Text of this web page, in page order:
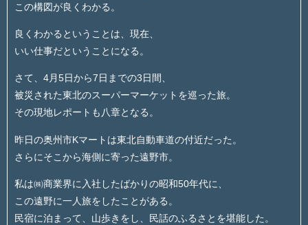
この構図が良くわかる。
良くわかるということは、現在、
いい仕事だということになる。
さて、4月5日から7日までの3日間、
被災された東北のスーパーマーケットを巡った旅。
その現地レポートも八章となる。
昨日の奥州市Kマートは東北自動車道の付近だった。
さらにそこから海側に寄った遠野市。
私は㈱商業界に入社したばかりの昭和50年代に、
この遠野に一人旅をしたことがある。
民宿に泊まって、山歩きをし、民話のふるさとを堪能した。